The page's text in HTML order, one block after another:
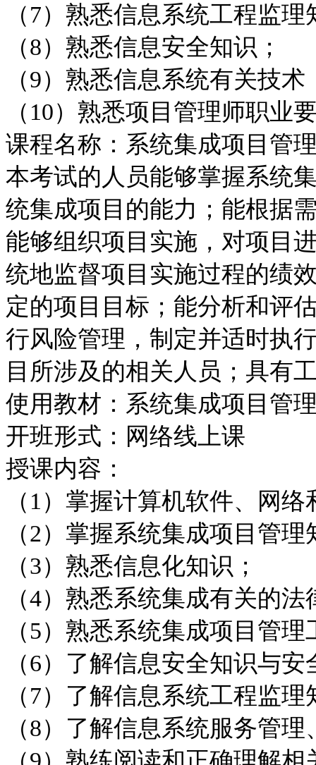
（7）熟悉信息系统工程监理
（8）熟悉信息安全知识；
（9）熟悉信息系统有关技术
（10）熟悉项目管理师职业
课程名称 ：系统集成项目管
本考试的人员能够掌握系统
统集成项目的能力；能根据
能够组织项目实施，对项目
统地监督项目实施过程的绩
定的项目目标；能分析和评
行风险管理，制定并适时执
目所涉及的相关人员；具有
使用教材：系统集成项目管
开班形式：网络线上课
授课内容：
（1）掌握计算机软件、网
（2）掌握系统集成项目管
（3）熟悉信息化知识；
（4）熟悉系统集成有关的
（5）熟悉系统集成项目管
（6）了解信息安全知识与
（7）了解信息系统工程监理
（8）了解信息系统服务管